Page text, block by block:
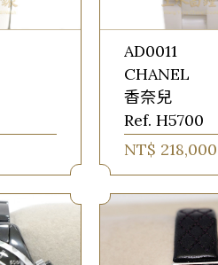
AD0011
CHANEL
香奈兒
Ref. H5700
NT$ 218,000